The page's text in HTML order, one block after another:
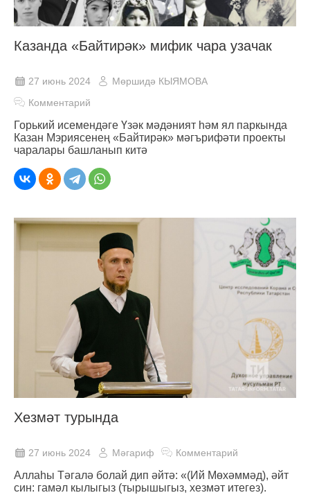
Казанда «Байтирәк» мифик чара узачак
27 июнь 2024
Мөршидә КЫЯМОВА
Комментарий
Горький исемендәге Үзәк мәдәният һәм ял паркында
Казан Мэриясенең «Байтирәк» мәгърифәти проекты
чаралары башланып китә
Хезмәт турында
27 июнь 2024 Мәгариф Комментарий
Аллаһы Тәгалә болай дип әйтә: «(Ий Мөхәммәд), әйт
син: гамәл кылыгыз (тырышыгыз, хезмәт итегез).